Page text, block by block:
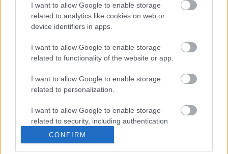
I want to allow Google to enable storage
related to analytics like cookies on web or
device identifiers in apps.
I want to allow Google to enable storage
related to functionality of the website or app.
I want to allow Google to enable storage
related to personalization.
I want to allow Google to enable storage
related to security, including authentication
functionality and fraud prevention, and other
user protection.
CONFIRM
A blog nem bűvész olvasói valószínűleg nem fogják
értékelni a dolgot, mivel valószínű hogy ők is
fogják értékelni. Viszont szerintem zseniális.